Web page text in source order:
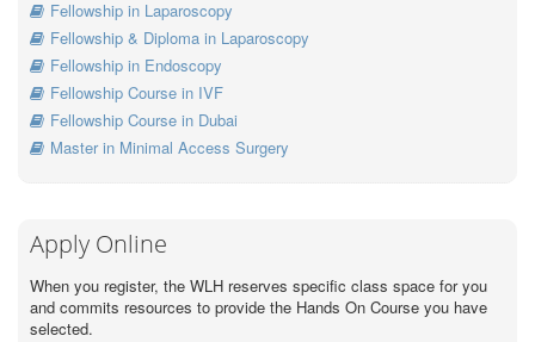
Fellowship in Laparoscopy
Fellowship & Diploma in Laparoscopy
Fellowship in Endoscopy
Fellowship Course in IVF
Fellowship Course in Dubai
Master in Minimal Access Surgery
Apply Online
When you register, the WLH reserves specific class space for you
and commits resources to provide the Hands On Course you have
selected.